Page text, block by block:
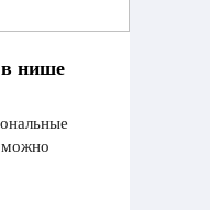
нише
можно